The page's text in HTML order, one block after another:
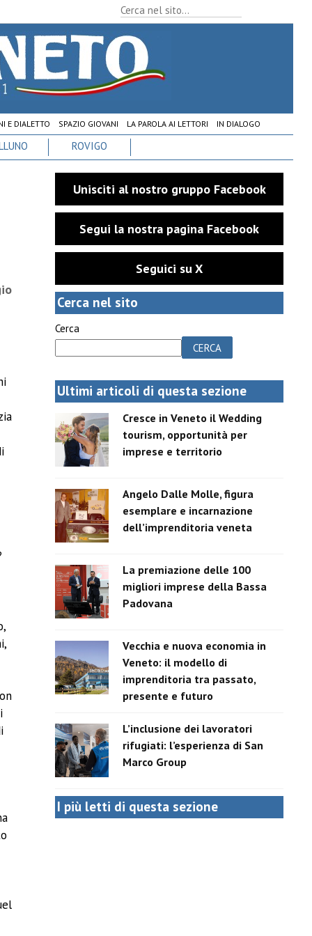
E DIALETTO SPAZIO GIOVANI LA PAROLA AI LETTORI IN DIALOGO
ROVIGO
Unisciti al nostro gruppo Facebook
Segui la nostra pagina Facebook
Seguici su X
Cerca nel sito
Cerca
CERCA
Ultimi articoli di questa sezione
Cresce in Veneto il Wedding
tourism, opportunità per
imprese e territorio
Angelo Dalle Molle, figura
esemplare e incarnazione
dell’imprenditoria veneta
La premiazione delle 100
migliori imprese della Bassa
Padovana
Vecchia e nuova economia in
Veneto: il modello di
imprenditoria tra passato,
presente e futuro
L’inclusione dei lavoratori
rifugiati: l’esperienza di San
Marco Group
I più letti di questa sezione